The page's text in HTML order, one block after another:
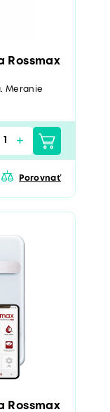
Rossmax
Meranie
Porovnať
Rossmax